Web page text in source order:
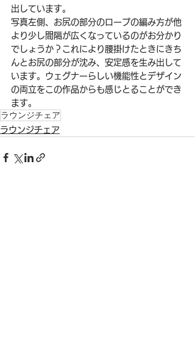
出しています。
写真左側、お尻の部分のロープの編み方が他
より少し間隔が広くなっているのがお分かり
でしょうか？これにより腰掛けたときにきち
んとお尻の部分が沈み、安定感を生み出して
います。ウェグナーらしい機能性とデザイン
の両立をこの作品からも感じとることができ
ます。
ラウンジチェア
ラウンジチェア